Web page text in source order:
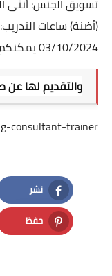
03/10/2024 يمكنكم الاطلاع على تفاصيل الوظائف
والتقديم لها عن
consultant-trainer/
نشر
Facebook
حفظ
Pinterest